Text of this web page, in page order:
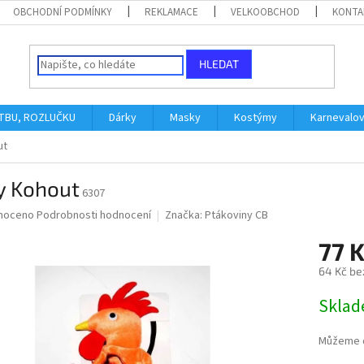
OBCHODNÍ PODMÍNKY REKLAMACE VELKOOBCHOD
HLEDAT
ROZLUČKU Dárky Masky Kostýmy
Kohout6307
Podrobnosti hodnocení Značka: Ptákoviny CB
77
64 Kč
cena:
Můžeme